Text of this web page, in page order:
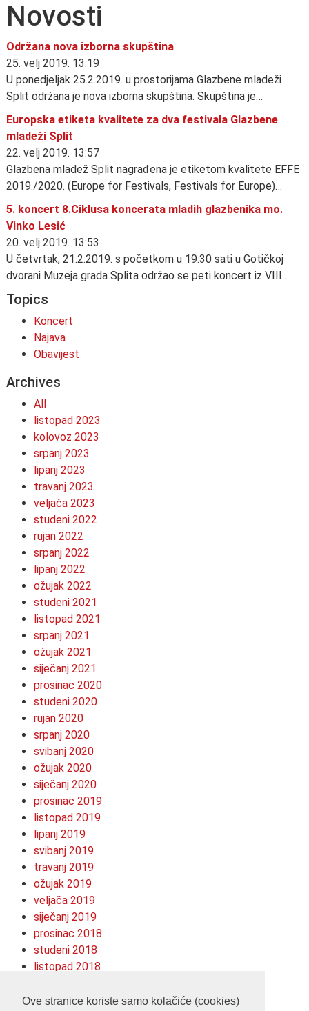
Ove stranice koriste samo kolačiće (cookies)
Novosti
Održana nova izborna skupština
25. velj 2019. 13:19
U ponedjeljak 25.2.2019. u prostorijama Glazbene mladeži
Split održana je nova izborna skupština. Skupština je…
Europska etiketa kvalitete za dva festivala Glazbene
mladeži Split
22. velj 2019. 13:57
Glazbena mladež Split nagrađena je etiketom kvalitete EFFE
2019./2020. (Europe for Festivals, Festivals for Europe)…
5. koncert 8.Ciklusa koncerata mladih glazbenika mo.
Vinko Lesić
20. velj 2019. 13:53
U četvrtak, 21.2.2019. s početkom u 19:30 sati u Gotičkoj
dvorani Muzeja grada Splita održao se peti koncert iz VIII.…
Topics
Koncert
Najava
Obavijest
Archives
All
listopad 2023
kolovoz 2023
srpanj 2023
lipanj 2023
travanj 2023
veljača 2023
studeni 2022
rujan 2022
srpanj 2022
lipanj 2022
ožujak 2022
studeni 2021
listopad 2021
srpanj 2021
ožujak 2021
siječanj 2021
prosinac 2020
studeni 2020
rujan 2020
srpanj 2020
svibanj 2020
ožujak 2020
siječanj 2020
prosinac 2019
listopad 2019
lipanj 2019
svibanj 2019
travanj 2019
ožujak 2019
veljača 2019
siječanj 2019
prosinac 2018
studeni 2018
listopad 2018
srpanj 2018